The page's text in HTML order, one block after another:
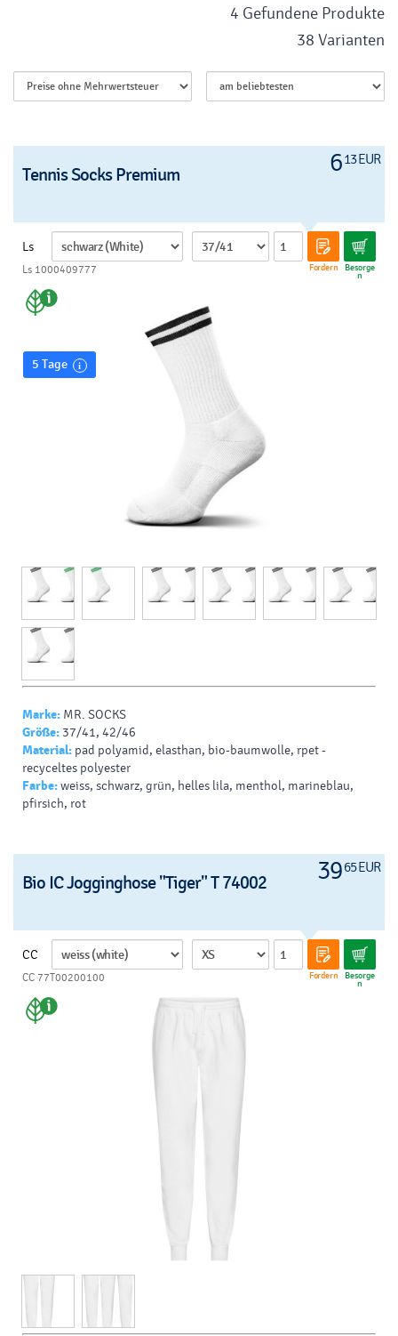
4 Gefundene Produkte
38 Varianten
613 EUR
Tennis Socks Premium
Ls
Fordern Besorge
n
Ls 1000409777
5 Tage
Marke: MR. SOCKS
Größe: 37/41, 42/46
Material: pad polyamid, elasthan, bio-baumwolle, rpet -
recyceltes polyester
Farbe:weiss, schwarz, grün, helles lila, menthol, marineblau,
pfirsich, rot
3965 EUR
Bio IC Jogginghose "Tiger" T 74002
CC
Fordern Besorge
n
CC 77T00200100